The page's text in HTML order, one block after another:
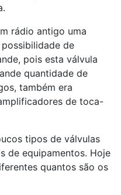
rádio antigo uma
de
pois esta válvula
quantidade de
também era
de toca-
tipos de válvulas
de equipamentos. Hoje
quantos são os